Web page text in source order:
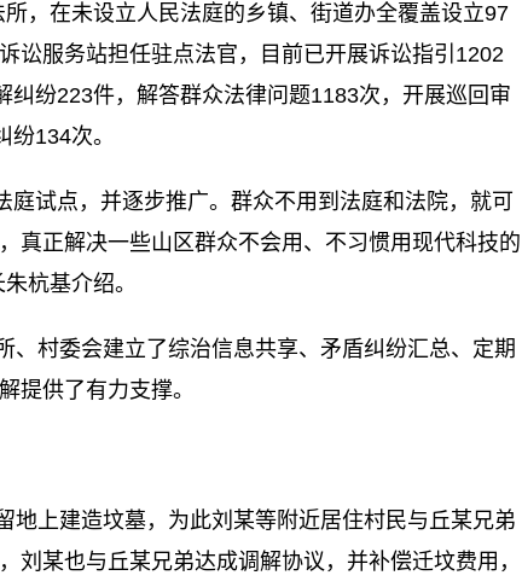
，在未设立人民法庭的乡镇、街道办全覆盖设立97
讼服务站担任驻点法官，目前已开展诉讼指引1202
纷223件，解答群众法律问题1183次，开展巡回审
134次。
试点，并逐步推广。群众不用到法庭和法院，就可
真正解决一些山区群众不会用、不习惯用现代科技的
杭基介绍。
、村委会建立了综治信息共享、矛盾纠纷汇总、定期
提供了有力支撑。
地上建造坟墓，为此刘某等附近居住村民与丘某兄弟
刘某也与丘某兄弟达成调解协议，并补偿迁坟费用，